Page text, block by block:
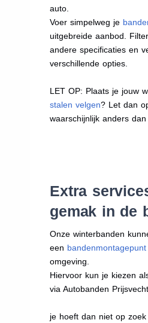
auto.
Voer simpelweg je
uitgebreide aanbod.
andere specificaties en
verschillende opties.
LET OP: Plaats je jouw
stalen velgen? Let dan
waarschijnlijk anders
Extra
gemak in de
Onze winterbanden
een
omgeving.
Hiervoor kun je kiezen
via Autobanden
je hoeft dan niet op